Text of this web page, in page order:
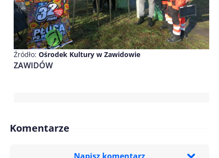
Źródło: Ośrodek Kultury w Zawidowie
ZAWIDÓW
Komentarze